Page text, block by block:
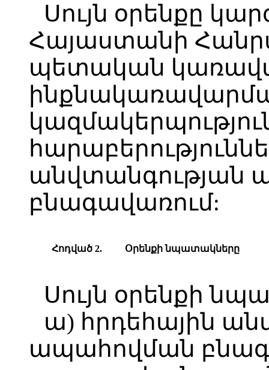
Սույն օրենքը
Հայաստանի
պետական
անվտանգության
բնագավառում:
Հոդված 2. Օրենքի նպատակները
Սույն օրենքի
ա) հրդեհային
ապահովման